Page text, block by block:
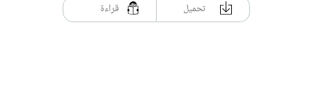
تحميل قراءة